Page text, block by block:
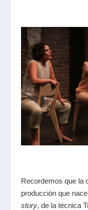
Recordemos que la
producción que
story, de la técnica